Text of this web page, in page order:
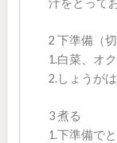
2 下準備（切
1.白菜、オ
2.しょうが
3 煮る
1.下準備で